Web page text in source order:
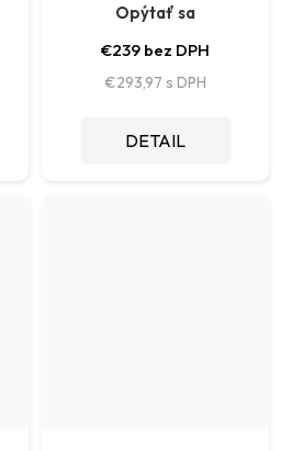
Opýtať sa
€239 bez DPH
€293,97
DETAIL